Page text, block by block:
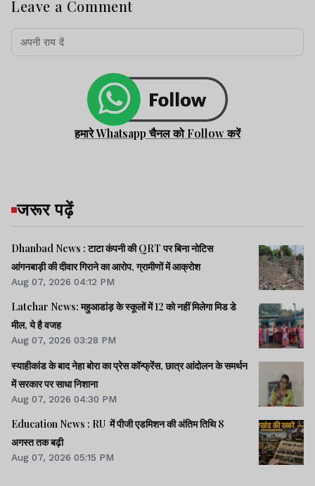
Leave a Comment
हमारे Whatsapp चैनल को Follow करें
जरूर पढ़ें
Dhanbad News : टाटा कंपनी की QRT पर बिना नोटिस
आंगनबाड़ी की दीवार गिराने का आरोप, ग्रामीणों में आक्रोश
Aug 07, 2026 04:12 PM
Latehar News: महुआडांड़ के स्कूलों में 12 को नहीं मिलेगा मिड डे
मील, ये है वजह
Aug 07, 2026 03:28 PM
स्याहीकांड के बाद नेहा बोरा का प्रेस कॉन्फ्रेंस, छात्र आंदोलन के समर्थन
में सरकार पर साधा निशाना
Aug 07, 2026 04:30 PM
Education News : RU में पीजी एडमिशन की अंतिम तिथि 8
अगस्त तक बढ़ी
Aug 07, 2026 05:15 PM